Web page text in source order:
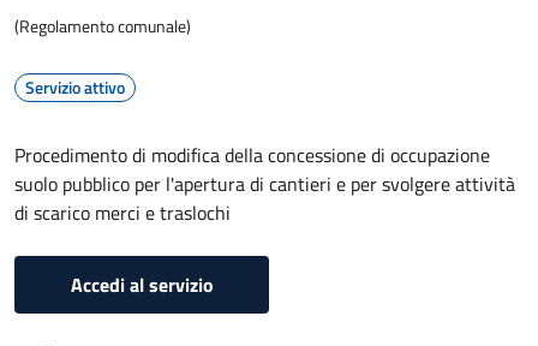
(Regolamento comunale)
Servizio attivo
Procedimento di modifica della concessione di occupazione
suolo pubblico per l'apertura di cantieri e per svolgere attività
di scarico merci e traslochi
Accedi al servizio